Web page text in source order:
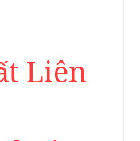
Liên